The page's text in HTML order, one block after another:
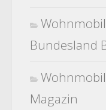
Bundesland
Magazin